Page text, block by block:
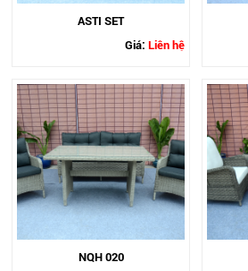
ASTI SET
Giá:Liên hệ
NQH 020